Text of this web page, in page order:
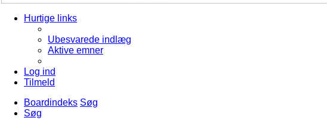
Hurtige links
Ubesvarede indlæg
Aktive emner
Log ind
Tilmeld
Boardindeks Søg
Søg